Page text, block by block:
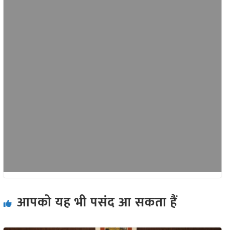
आपको यह भी पसंद आ सकता हैं